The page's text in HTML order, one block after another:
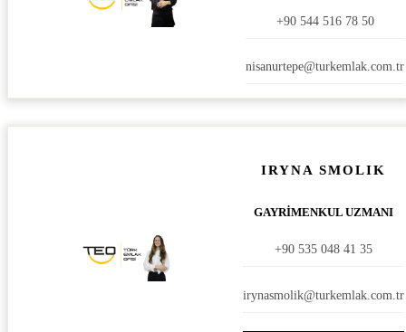
+90 544 516 78 50
nisanurtepe@turkemlak.com.tr
IRYNA SMOLIK
GAYRİMENKUL UZMANI
+90 535 048 41 35
irynasmolik@turkemlak.com.tr